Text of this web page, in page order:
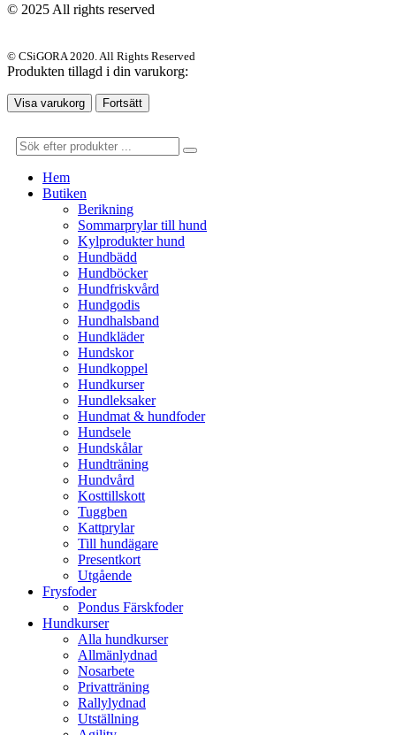
© 2025 All rights reserved
© CSiGORA 2020. All Rights Reserved
Produkten tillagd i din varukorg:
Visa varukorg Fortsätt
Hem
Butiken
Berikning
Sommarprylar till hund
Kylprodukter hund
Hundbädd
Hundböcker
Hundfriskvård
Hundgodis
Hundhalsband
Hundkläder
Hundskor
Hundkoppel
Hundkurser
Hundleksaker
Hundmat & hundfoder
Hundsele
Hundskålar
Hundträning
Hundvård
Kosttillskott
Tuggben
Kattprylar
Till hundägare
Presentkort
Utgående
Frysfoder
Pondus Färskfoder
Hundkurser
Alla hundkurser
Allmänlydnad
Nosarbete
Privatträning
Rallylydnad
Utställning